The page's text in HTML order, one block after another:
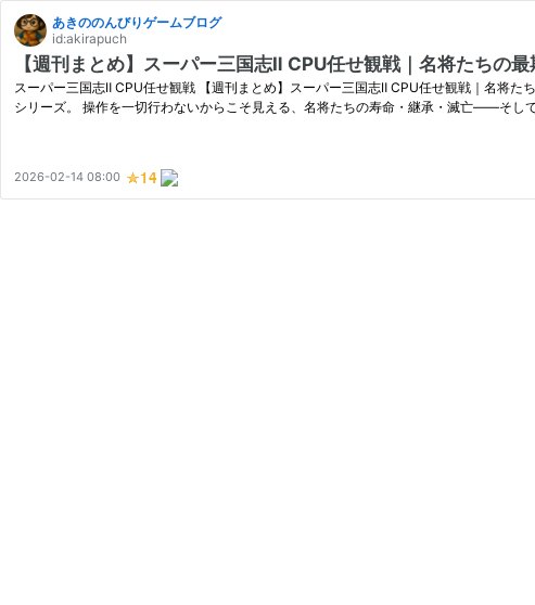
あきののんびりゲームブログ
id:akirapuch
【週刊まとめ】スーパー三国志Ⅱ CPU任せ観戦｜名将たちの
スーパー三国志Ⅱ CPU任せ観戦 【週刊まとめ】スーパー三国志Ⅱ CPU任せ観戦｜名将たちの最期と王朝の終焉…時代は295年へ（#43〜
シリーズ。 操作を一切行わないからこそ見える、名将たちの寿命・継承・滅亡――そし
2026-02-14 08:00